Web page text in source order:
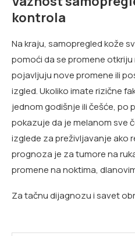
kontrola
Na kraju, samopregled kože
pomoći da se promene otkriju
pojavljuju nove promene ili
izgled. Ukoliko imate rizične
jednom godišnje ili češće, po
pokazuje da je melanom sve
izglede za preživljavanje ako
prognoza je za tumore na
promene na noktima,
Za tačnu dijagnozu i savet